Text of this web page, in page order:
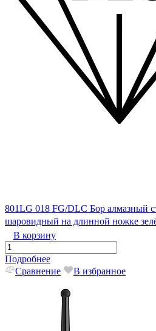
801LG 018 FG/DLC Бор алмазный
шаровидный на длинной ножке
В корзину
Подробнее
Сравнение
В избранное